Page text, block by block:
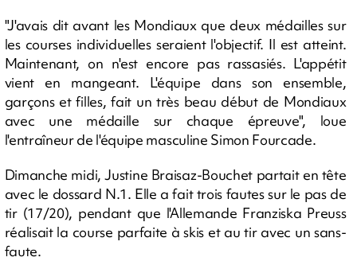
"J'avais dit avant les Mondiaux que deux médailles sur
les courses individuelles seraient l'objectif. Il est atteint.
Maintenant, on n'est encore pas rassasiés. L'appétit
vient en mangeant. L'équipe dans son ensemble,
garçons et filles, fait un très beau début de Mondiaux
avec une médaille sur chaque épreuve", loue
l'entraîneur de l'équipe masculine Simon Fourcade.
Dimanche midi, Justine Braisaz-Bouchet partait en tête
avec le dossard N.1. Elle a fait trois fautes sur le pas de
tir (17/20), pendant que l'Allemande Franziska Preuss
réalisait la course parfaite à skis et au tir avec un sans-
faute.